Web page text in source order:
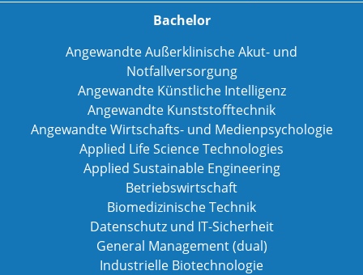
Bachelor
Angewandte Außerklinische Akut- und
Notfallversorgung
Angewandte Künstliche Intelligenz
Angewandte Kunststofftechnik
Angewandte Wirtschafts- und Medienpsychologie
Applied Life Science Technologies
Applied Sustainable Engineering
Betriebswirtschaft
Biomedizinische Technik
Datenschutz und IT-Sicherheit
General Management (dual)
Industrielle Biotechnologie